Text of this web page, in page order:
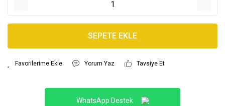
SEPETE EKLE
Yorum Yaz Tavsiye Et
WhatsApp Destek